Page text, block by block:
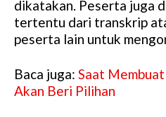
dikatakan. Peserta juga
tertentu dari transkrip
peserta lain untuk
Baca juga: Saat
Akan Beri Pilihan